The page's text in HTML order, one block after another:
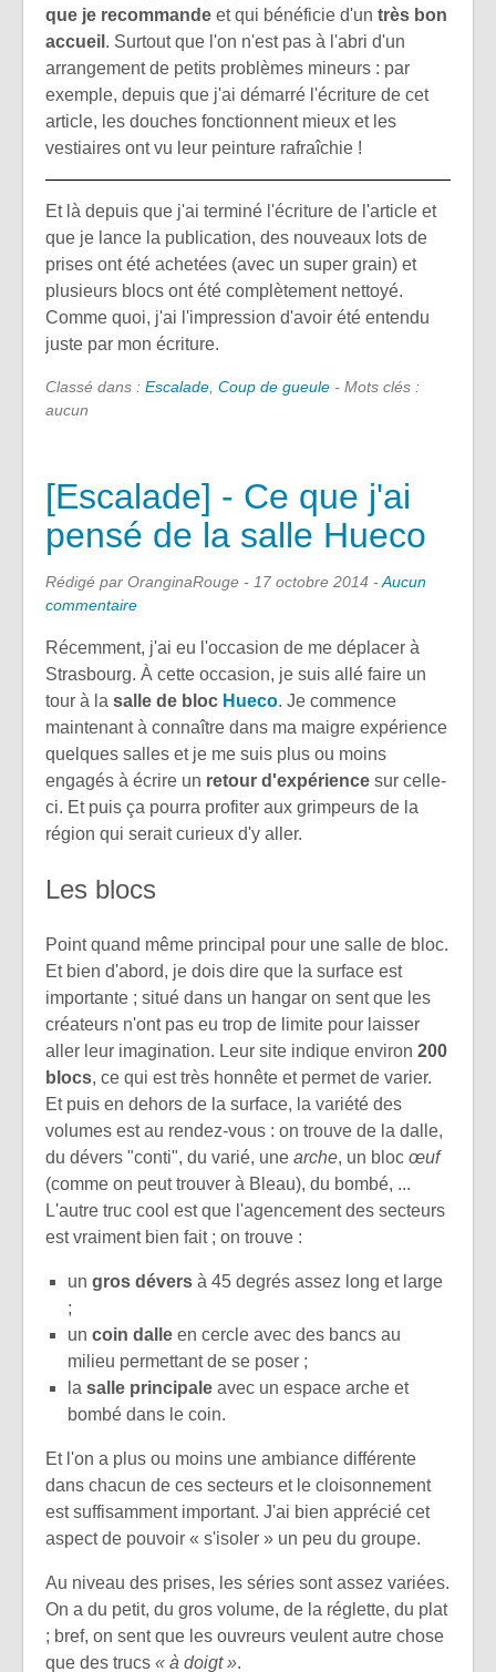
que je recommande et qui bénéficie d'un très bon
accueil . Surtout que l'on n'est pas à l'abri d'un
arrangement de petits problèmes mineurs : par
exemple, depuis que j'ai démarré l'écriture de cet
article, les douches fonctionnent mieux et les
vestiaires ont vu leur peinture rafraîchie !
Et là depuis que j'ai terminé l'écriture de l'article et
que je lance la publication, des nouveaux lots de
prises ont été achetées (avec un super grain) et
plusieurs blocs ont été complètement nettoyé.
Comme quoi, j'ai l'impression d'avoir été entendu
juste par mon écriture.
Classé dans : Escalade Coup de gueule - Mots clés :
aucun
[Escalade] - Ce que j'ai
pensé de la salle Hueco
Rédigé par OranginaRouge - 17 octobre 2014 -Aucun
commentaire
Récemment, j'ai eu l'occasion de me déplacer à
Strasbourg. À cette occasion, je suis allé faire un
tour à la salle de bloc Hueco. Je commence
maintenant à connaître dans ma maigre expérience
quelques salles et je me suis plus ou moins
engagés à écrire un retour d'expérience sur celle-
ci. Et puis ça pourra profiter aux grimpeurs de la
région qui serait curieux d'y aller.
Les blocs
Point quand même principal pour une salle de bloc.
Et bien d'abord, je dois dire que la surface est
importante ; situé dans un hangar on sent que les
créateurs n'ont pas eu trop de limite pour laisser
aller leur imagination. Leur site indique environ 200
blocs, ce qui est très honnête et permet de varier.
Et puis en dehors de la surface, la variété des
volumes est au rendez-vous : on trouve de la dalle,
du dévers "conti", du varié, une arche, un bloc œuf
(comme on peut trouver à Bleau), du bombé, ...
L'autre truc cool est que l'agencement des secteurs
est vraiment bien fait ; on trouve :
un gros dévers à 45 degrés assez long et large
;
un coin dalle en cercle avec des bancs au
milieu permettant de se poser ;
la salle principale avec un espace arche et
bombé dans le coin.
Et l'on a plus ou moins une ambiance différente
dans chacun de ces secteurs et le cloisonnement
est suffisamment important. J'ai bien apprécié cet
aspect de pouvoir « s'isoler » un peu du groupe.
Au niveau des prises, les séries sont assez variées.
On a du petit, du gros volume, de la réglette, du plat
; bref, on sent que les ouvreurs veulent autre chose
que des trucs « à doigt ».